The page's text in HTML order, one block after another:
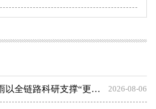
2026-08-06
从基础研究到原料创新 谷雨以全链路科研支撑“更适合中国人”理念